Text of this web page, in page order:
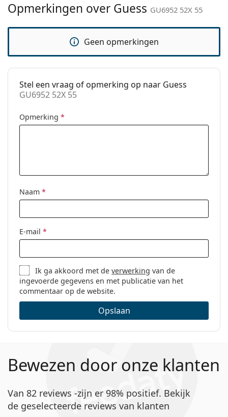
Guess
GU6952 52X 55
Opmerkingen over Guess GU6952 52X 55
Geen opmerkingen
Stel een vraag of opmerking op naar Guess
GU6952 52X 55
Opmerking *
Naam *
E-mail *
Ik ga akkoord met deverwerking van de
ingevoerde gegevens en met publicatie van het
commentaar op de website.
Opslaan
Bewezen door onze klanten
Van 82 reviews -zijn er 98% positief. Bekijk
de geselecteerde reviews van klanten